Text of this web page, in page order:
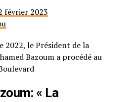
février 2023
2022, le Président de la
Bazoum a procédé au
« La